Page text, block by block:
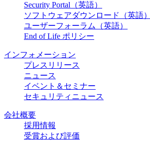
Security Portal（英語）
ソフトウェアダウンロード（英語）
ユーザーフォーラム（英語）
End of Life ポリシー
インフォメーション
プレスリリース
ニュース
イベント＆セミナー
セキュリティニュース
会社概要
採用情報
受賞および評価